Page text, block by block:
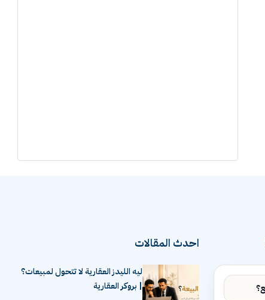
احدث المقالات
ليه الليدز العقارية لا تتحول لمبيعات؟
| بروكر العقارية